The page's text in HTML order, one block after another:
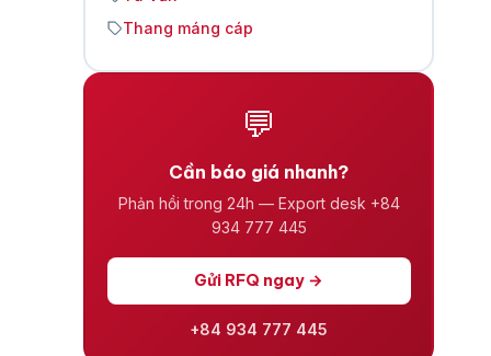
Thang máng cáp
💬
Cần báo giá nhanh?
Phản hồi trong 24h — Export desk +84
934 777 445
Gửi RFQ ngay →
+84 934 777 445